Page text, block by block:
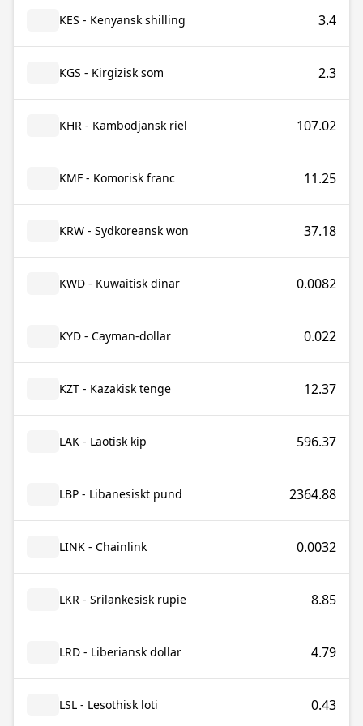
KES - Kenyansk shilling 3.4
KGS - Kirgizisk som 2.3
KHR - Kambodjansk riel 107.02
KMF - Komorisk franc 11.25
KRW - Sydkoreansk won 37.18
KWD - Kuwaitisk dinar 0.0082
KYD - Cayman-dollar 0.022
KZT - Kazakisk tenge 12.37
LAK - Laotisk kip 596.37
LBP - Libanesiskt pund 2364.88
LINK - Chainlink 0.0032
LKR - Srilankesisk rupie 8.85
LRD - Liberiansk dollar 4.79
LSL - Lesothisk loti 0.43